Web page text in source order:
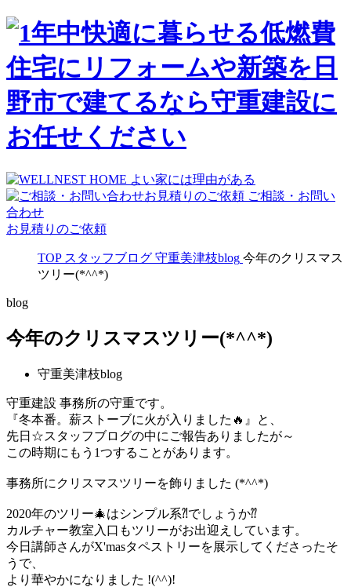
ご相談・お問い
合わせ
お見積りのご依頼
TOP スタッフブログ 守重美津枝blog 今年のクリスマス
ツリー(*^^*)
blog
今年のクリスマスツリー(*^^*)
守重美津枝blog
守重建設 事務所の守重です。
『冬本番。薪ストーブに火が入りました🔥』と、
先日☆スタッフブログの中にご報告ありましたが～
この時期にもう1つすることがあります。
事務所にクリスマスツリーを飾りました (*^^*)
2020年のツリー🎄はシンプル系⁈でしょうか⁇
カルチャー教室入口もツリーがお出迎えしています。
今日講師さんがX'masタペストリーを展示してくださったそ
うで、
より華やかになりました !(^^)!